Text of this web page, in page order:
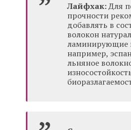
Лайфхак:Для
прочности
добавлять в
волокон
ламинирующие
например,
льняное